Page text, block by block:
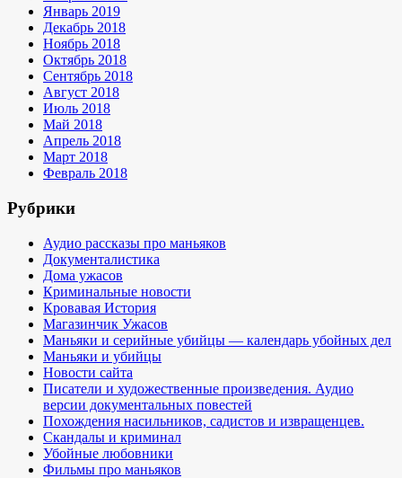
Январь 2019
Декабрь 2018
Ноябрь 2018
Октябрь 2018
Сентябрь 2018
Август 2018
Июль 2018
Май 2018
Апрель 2018
Март 2018
Февраль 2018
Рубрики
Аудио рассказы про маньяков
Документалистика
Дома ужасов
Криминальные новости
Кровавая История
Магазинчик Ужасов
Маньяки и серийные убийцы — календарь убойных дел
Маньяки и убийцы
Новости сайта
Писатели и художественные произведения. Аудио
версии документальных повестей
Похождения насильников, садистов и извращенцев.
Скандалы и криминал
Убойные любовники
Фильмы про маньяков